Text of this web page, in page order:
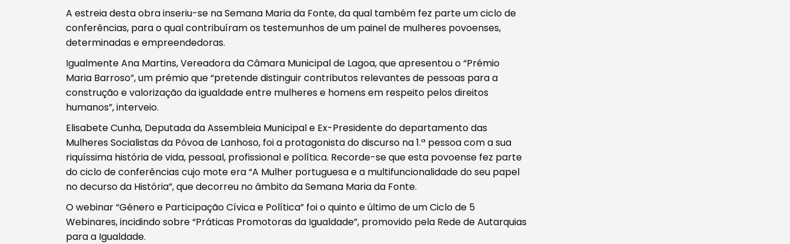
Filtros
A estreia desta obra inseriu-se na Semana Maria da Fonte, da qual também fez parte um ciclo de
conferências, para o qual contribuíram os testemunhos de um painel de mulheres povoenses,
determinadas e empreendedoras.
Igualmente Ana Martins, Vereadora da Câmara Municipal de Lagoa, que apresentou o “Prémio
Maria Barroso”, um prémio que “pretende distinguir contributos relevantes de pessoas para a
construção e valorização da igualdade entre mulheres e homens em respeito pelos direitos
humanos”, interveio.
Elisabete Cunha, Deputada da Assembleia Municipal e Ex-Presidente do departamento das
Mulheres Socialistas da Póvoa de Lanhoso, foi a protagonista do discurso na 1.ª pessoa com a sua
riquíssima história de vida, pessoal, profissional e política. Recorde-se que esta povoense fez parte
do ciclo de conferências cujo mote era “A Mulher portuguesa e a multifuncionalidade do seu papel
no decurso da História”, que decorreu no âmbito da Semana Maria da Fonte.
O webinar “Género e Participação Cívica e Política” foi o quinto e último de um Ciclo de 5
Webinares, incidindo sobre “Práticas Promotoras da Igualdade”, promovido pela Rede de Autarquias
para a Igualdade.